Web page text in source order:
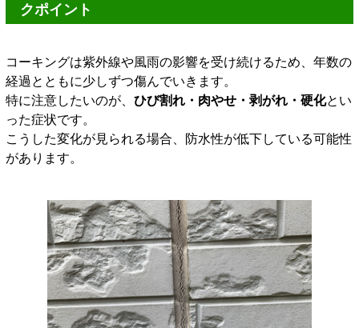
クポイント
コーキングは紫外線や風雨の影響を受け続けるため、年数の
経過とともに少しずつ傷んでいきます。
特に注意したいのが、 ひび割れ・肉やせ・剥がれ・硬化とい
った症状です。
こうした変化が見られる場合、防水性が低下している可能性
があります。